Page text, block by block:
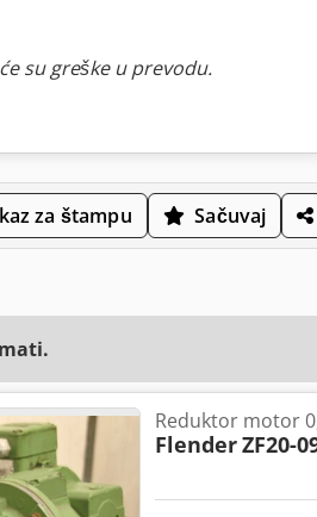
su greške u prevodu.
za štampu Sačuvaj
Reduktor motor
FlenderZF20-